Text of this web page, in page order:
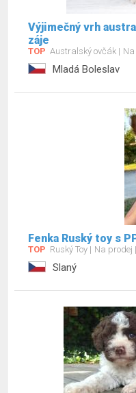
Výjimečný vrh
záje
TOP Australský ovčák
Mladá Boleslav
Fenka Ruský toy s
TOP Ruský Toy Na prodej
Slaný